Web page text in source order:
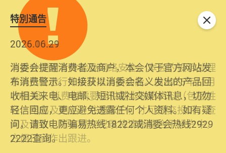
特別通告
2026.06.29
消委会提醒消费者及商户，本会仅于官方网站发
布消费警示。如接获以消委会名义发出的产品回
收相关来电、电邮、短讯或社交媒体讯息，切勿
轻信回应，更应避免透露任何个人资料。如有疑
问，请致电防骗易热线18222或消委会热线2929
2222查询。
2025.10.31
为提升使用者体验及网络安全，本会的投诉处理
系统已经进行升级及推出新功能。由2025年11月
10日起，消费者需要提供基本联络资料（包括姓
名、电邮及电话）注册帐户，才可提交投诉、查
询及建议。所有提交纪录将清晰整合于帐户中，
方便日后作出跟进。
关闭